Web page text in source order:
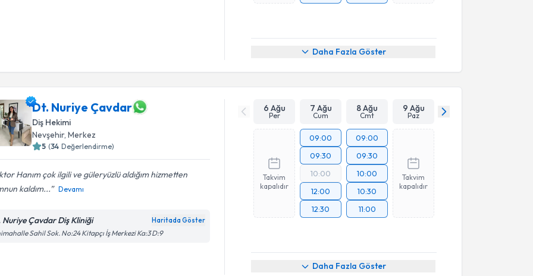
Daha Fazla Göster
Dt. Nuriye Çavdar
Diş Hekimi
Nevşehir,Merkez
5 (34 Değerlendirme)
Hanım çok ilgili ve güleryüzlü aldığım hizmetten
kaldım...
Devamı
Nuriye Çavdar Diş Kliniği Haritada Göster
Sahil Sok. No:24 Kitapçı İş Merkezi Ka:3 D:9
6 Ağu
Per
7 Ağu
Cum
8 Ağu
Cmt
9 Ağu
Paz
Takvim
kapalıdır
09:00
09:30
10:00
12:00
12:30
09:00
09:30
10:00
10:30
11:00
Takvim
kapalıdır
Daha Fazla Göster